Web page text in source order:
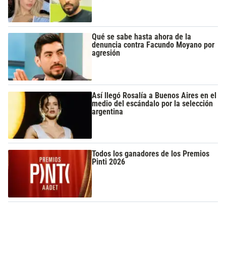
Qué se sabe hasta ahora de la
denuncia contra Facundo Moyano por
agresión
Así llegó Rosalía a Buenos Aires en el
medio del escándalo por la selección
argentina
Todos los ganadores de los Premios
Pinti 2026